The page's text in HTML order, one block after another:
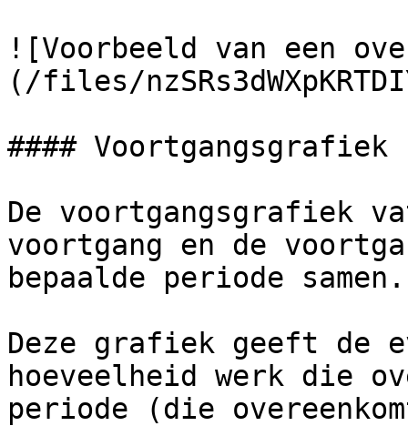
![Voorbeeld van een
(/files/
#### Voortgangsgrafiek
De voortgangsgrafiek
voortgang en de
bepaalde periode samen.
Deze grafiek geeft de
hoeveelheid werk die
periode (die